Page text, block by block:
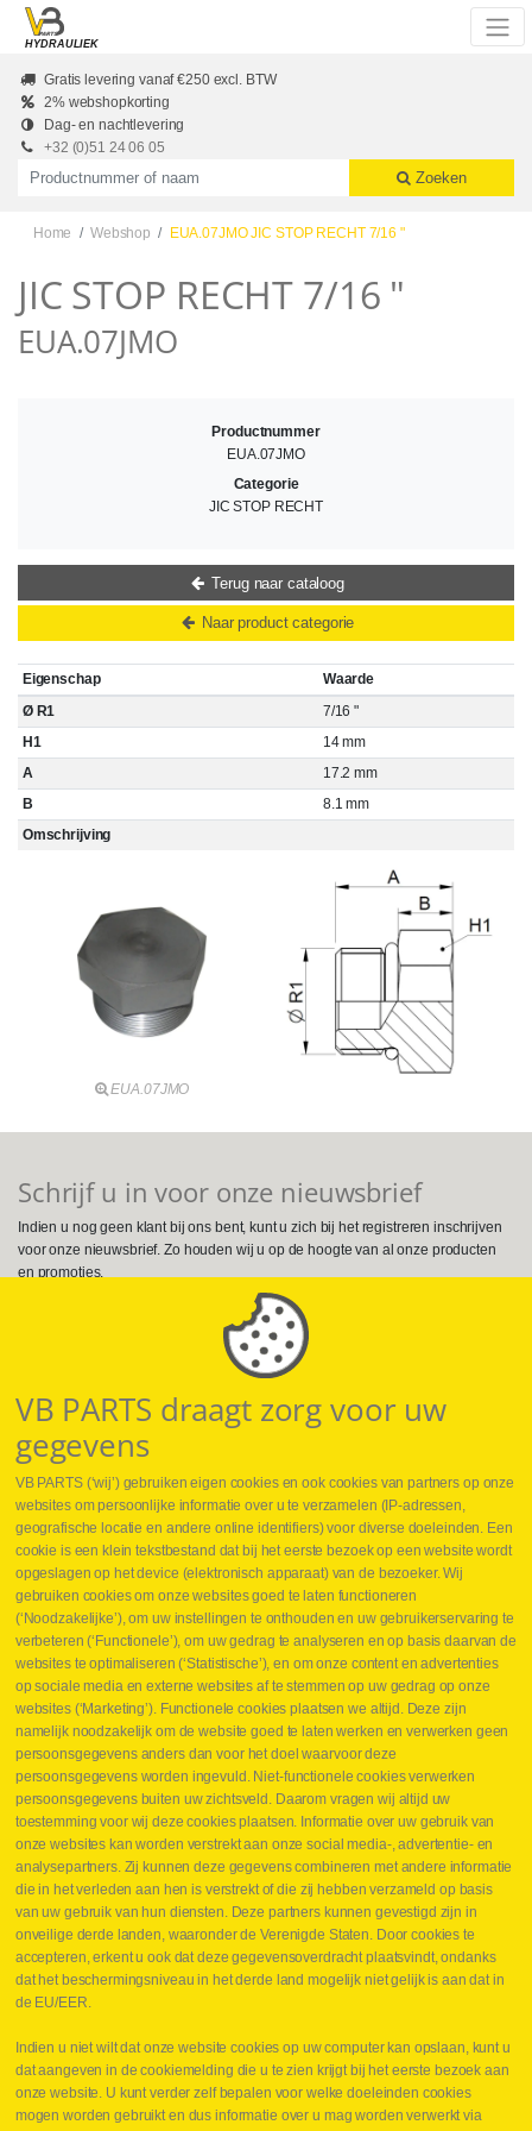
Skip to main content
HYDRAULIEK
Gratis levering vanaf €250 excl. BTW
2% webshopkorting
Dag- en nachtlevering
+32 (0)51 24 06 05
Productnummer of naam
Zoeken
Home Webshop EUA.07JMO JIC STOP RECHT 7/16 "
JIC STOP RECHT 7/16 "
EUA.07JMO
Eigenschap
Waarde
Ø R1
7/16 "
H1
14 mm
A
17.2 mm
B
8.1 mm
Omschrijving
EUA.07JMO
Productnummer
EUA.07JMO
Categorie
JIC STOP RECHT
Terug naar cataloog
Naar product categorie
Schrijf u in voor onze nieuwsbrief
Indien u nog geen klant bij ons bent, kunt u zich bij het registreren inschrijven
voor onze nieuwsbrief. Zo houden wij u op de hoogte van al onze producten
en promoties.
Volg ons op Social Media
Webshop
Nieuws
Jobs
Contact
Leveringen
Drukcontrole set
Persmaten
Herstellen cilinders
Hoe opmeten?
Hydrogroepen
Hydraulische slangen
Contact VB Parts
Abraham Hansstraat 7 ,B-8800 Roeselare
Tel. +32 (0)51 24 06 05
E-mail info@vbparts.be
⏳ Laatste maand Webtec-promotie!
⏳ Laatste kans voor onze promo
snelkoppelingen!
VB PARTS draagt zorg voor uw
gegevens
VB PARTS (‘wij’) gebruiken eigen cookies en ook cookies van partners op onze
websites om persoonlijke informatie over u te verzamelen (IP-adressen,
geografische locatie en andere online identifiers) voor diverse doeleinden. Een
cookie is een klein tekstbestand dat bij het eerste bezoek op een website wordt
opgeslagen op het device (elektronisch apparaat) van de bezoeker. Wij
gebruiken cookies om onze websites goed te laten functioneren
(‘Noodzakelijke’), om uw instellingen te onthouden en uw gebruikerservaring te
verbeteren (‘Functionele’), om uw gedrag te analyseren en op basis daarvan de
websites te optimaliseren (‘Statistische’), en om onze content en advertenties
op sociale media en externe websites af te stemmen op uw gedrag op onze
websites (‘Marketing’). Functionele cookies plaatsen we altijd. Deze zijn
namelijk noodzakelijk om de website goed te laten werken en verwerken geen
persoonsgegevens anders dan voor het doel waarvoor deze
persoonsgegevens worden ingevuld. Niet-functionele cookies verwerken
persoonsgegevens buiten uw zichtsveld. Daarom vragen wij altijd uw
toestemming voor wij deze cookies plaatsen. Informatie over uw gebruik van
onze websites kan worden verstrekt aan onze social media-, advertentie- en
analysepartners. Zij kunnen deze gegevens combineren met andere informatie
die in het verleden aan hen is verstrekt of die zij hebben verzameld op basis
van uw gebruik van hun diensten. Deze partners kunnen gevestigd zijn in
onveilige derde landen, waaronder de Verenigde Staten. Door cookies te
accepteren, erkent u ook dat deze gegevensoverdracht plaatsvindt, ondanks
dat het beschermingsniveau in het derde land mogelijk niet gelijk is aan dat in
de EU/EER.
Indien u niet wilt dat onze website cookies op uw computer kan opslaan, kunt u
dat aangeven in de cookiemelding die u te zien krijgt bij het eerste bezoek aan
onze website. U kunt verder zelf bepalen voor welke doeleinden cookies
mogen worden gebruikt en dus informatie over u mag worden verwerkt via